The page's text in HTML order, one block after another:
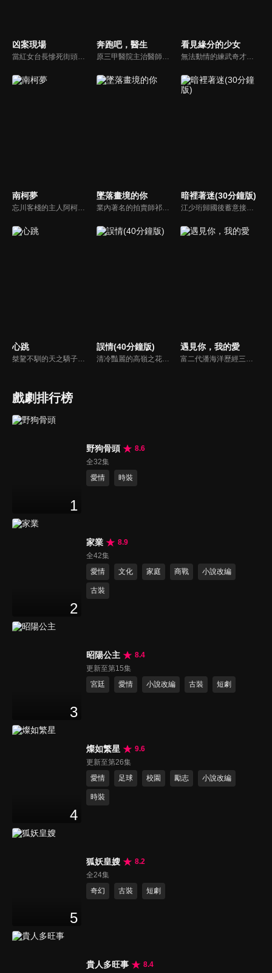
凶案現場 奔跑吧，醫生
原三甲醫院主治醫師張弛因一起意外事件離開胸外科來到急救中心，和跟他行醫理念不合但是經驗豐富的急救醫生齊霽搭檔出車。急救中心的工作讓張弛應接不暇，各種突發狀況仍讓他暴露出“急救新人”的弱點，齊霽針對張弛表現出來的經驗不足毫不手軟，兩人成了一對歡喜冤家...
看見緣分的少女
無法動情的練武奇才少女周緣，在女扮男裝闖入京城的青雲書院後，遇上姻緣坎坷的侯府少爺衞起，他們一個恐嫁，一個盼娶，身份經歷如此截然不同的兩個人，一起經歷了很多令人啼笑皆非的事情，也在一次次交鋒中逐漸產生了愛慕之情。
南柯夢
忘川客棧的主人阿柯，高傲美麗、性格古怪，原來她是伯奇族後裔，以食用惡夢為生。相比其他族人，阿珂對這份工作充滿抱怨，她無法理解，憑什麼伯奇族想要活下去，就得吃掉那些稀奇古怪又陰暗晦澀的惡夢。但隨著年歲更迭，阿珂在這些夢境裡觀察世間的五味雜陳，也逐漸學到許多從前不懂的東西...
墜落畫境的你
業內著名的拍賣師祁萱因一場意外使得一幅古畫受損，意外接觸到畫中女子後，她莫名其妙地進入了畫中世界，成為當朝著名戰神肅王爺蘇千鈺的王妃。然而，她卻意外與“夫君”蘇千鈺身體互換。為了找回現實世界的道路，祁萱展開了一場啼笑皆非的奇幻畫中之旅。
暗裡著迷(30分鐘版)
江少珩歸國後蓄意接近服裝設計師蘇半夏，直到衛高陽暴露出江少珩接近蘇半夏的真實目的，蘇半夏深覺背叛而與江少珩分手。而已經無法離開蘇半夏的江少珩，用真心再次追回蘇半夏，上演追妻火葬場並重歸於好。之後，兩人查清當年真相，最終衛氏姐弟雙雙落網，一切塵埃落定。
心跳
桀驁不馴的天之驕子「顧譯」和看似柔弱乖順的小白花「喬淨」，兩人秘密交往三年，白天是老闆和秘書，晚上是地下情人，但其實顧家早與白家定下娃娃親，喬淨毅然決然在他們訂婚當天離開南城回老家，顧譯以為喬淨提分手只是單純鬧脾氣，於是他用盡各種辦法挽留，殊不知喬淨的接近都是另有目的...
誤情(40分鐘版)
清冷豔麗的高嶺之花江時淺在遭受霸淩、暴力等一系列事件後，華麗蛻變逆襲歸來，用一場精心策劃強勢開啟自己的復仇之路，最終收穫內心救贖與愛情的故事。
遇見你，我的愛
富二代潘海洋歷經三次失敗婚姻，認為金錢阻礙愛情。唯第一任妻子陸雪怡真心待他。好友伊軒勸他隱藏身份。他在酒吧對芭蕾舞演員韓夢瑤一見鍾情。便化身業務經理與她相戀。熱戀中潘海洋決定娶韓夢瑤，卻在婚前發現韓夢瑤三年前曾是自己公司員工，進而揭開伊軒與韓夢瑤為還債設局圖謀他財產的陰謀...
戲劇排行榜
1
野狗骨頭
8.6
全32集
愛情
時裝
2
家業
8.9
全42集
愛情
文化 家庭 商戰 小說改編
古裝
3
昭陽公主
8.4
更新至第15集
宮廷
愛情 小說改編 古裝 短劇
4
燦如繁星
9.6
更新至第26集
愛情
足球 校園 勵志 小說改編
時裝
5
狐妖皇嫂
8.2
全24集
奇幻
古裝 短劇
貴人多旺事
8.4